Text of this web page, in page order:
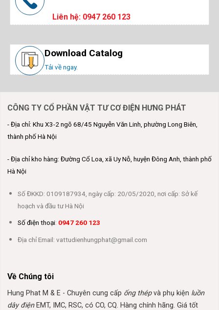
Liên hệ: 0947 260 123
Download Catalog
Tải về ngay.
CÔNG TY CỔ PHẦN VẬT TƯ CƠ ĐIỆN HƯNG PHÁT
- Địa chỉ: Khu X3-2 ngõ 68/45 Nguyễn Văn Linh, phường Long Biên,
thành phố Hà Nội
- Địa chỉ kho hàng: Đường Cổ Loa, xã Uy Nỗ, huyện Đông Anh, thành phố
Hà Nội
Số ĐKKD: 0109187934, ngày cấp: 20/05/2020, nơi cấp: Sở kế
hoạch và đầu tư Hà Nội
Số điện thoại: 0947 260 123
Địa chỉ Email: vattudienhungphat@gmail.com
Về Chúng tôi
Hung Phat M & E - Chuyên cung cấp ống thépvà phụ kiện luồn
dây điệnEMT, IMC, RSC, có CO, CQ. Hàng chính hãng. Giá tốt